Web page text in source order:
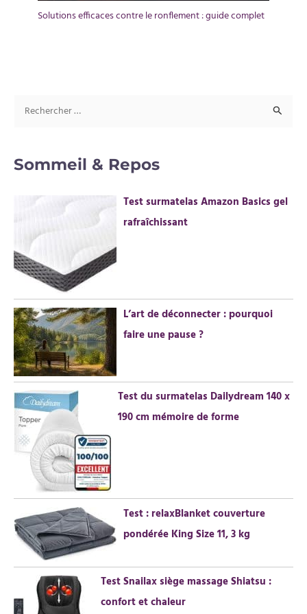
Solutions efficaces contre le ronflement : guide complet
h
h
e
:
Sommeil & Repos
Test surmatelas Amazon Basics gel
rafraîchissant
L’art de déconnecter : pourquoi
faire une pause ?
Test du surmatelas Dailydream 140 x
190 cm mémoire de forme
Test : relaxBlanket couverture
pondérée King Size 11, 3 kg
Test Snailax siège massage Shiatsu :
confort et chaleur